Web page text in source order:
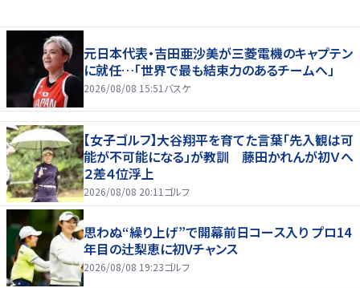
元日本代表・吉田亜沙美が三菱電機のキャプテン
に就任…「世界で最も結束力のあるチームへ」
2026/08/08 15:51 バスケ
【女子ゴルフ】大谷翔平を育てた言葉「先入観は可
能が不可能になる」が教訓 藤田かれんが初Ｖへ
２差４位浮上
2026/08/08 20:11 ゴルフ
思わぬ“繰り上げ”で開幕前日コース入り プロ14
年目の辻梨恵に初Vチャンス
2026/08/08 19:23ゴルフ